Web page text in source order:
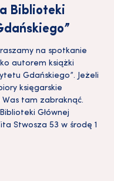
Biblioteki
na spotkanie
autorem książki
Gdańskiego”. Jeżeli
księgarskie
tam zabraknąć.
Głównej
Stwosza 53 w środę 1